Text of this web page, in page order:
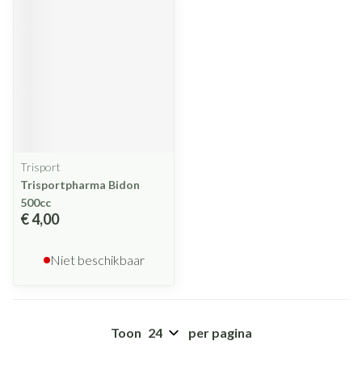
Trisport
Trisportpharma Bidon
500cc
€ 4,00
Niet beschikbaar
Toon per pagina